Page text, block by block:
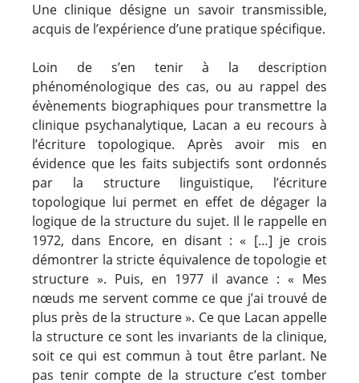
Une clinique désigne un savoir transmissible,
acquis de l’expérience d’une pratique spécifique.
Loin de s’en tenir à la description
phénoménologique des cas, ou au rappel des
évènements biographiques pour transmettre la
clinique psychanalytique, Lacan a eu recours à
l’écriture topologique. Après avoir mis en
évidence que les faits subjectifs sont ordonnés
par la structure linguistique, l’écriture
topologique lui permet en effet de dégager la
logique de la structure du sujet. Il le rappelle en
1972, dans Encore, en disant : « […] je crois
démontrer la stricte équivalence de topologie et
structure ». Puis, en 1977 il avance : « Mes
nœuds me servent comme ce que j’ai trouvé de
plus près de la structure ». Ce que Lacan appelle
la structure ce sont les invariants de la clinique,
soit ce qui est commun à tout être parlant. Ne
pas tenir compte de la structure c’est tomber